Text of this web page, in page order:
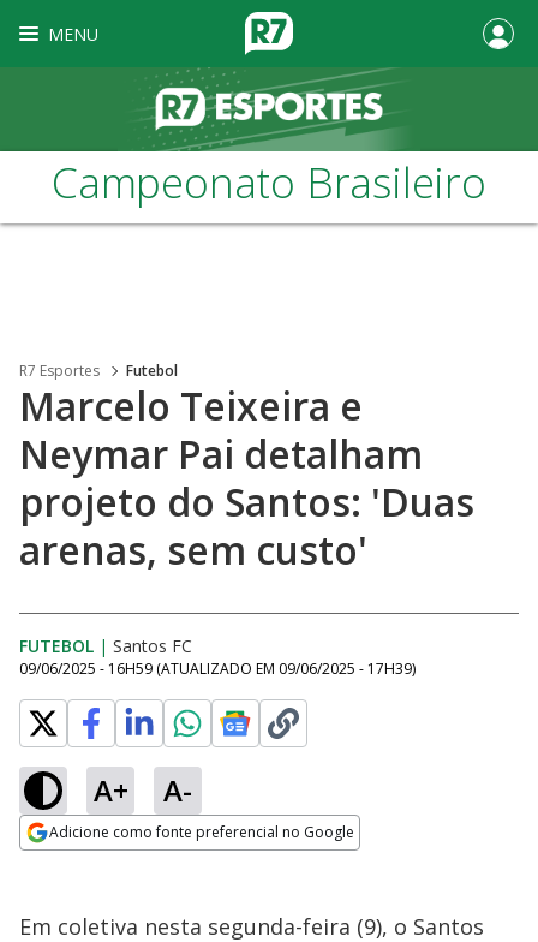
MENU
Campeonato Brasileiro
R7 Esportes Futebol
Marcelo Teixeira e
Neymar Pai detalham
projeto do Santos: 'Duas
arenas, sem custo'
FUTEBOL | Santos FC
09/06/2025 - 16H59 (ATUALIZADO EM 09/06/2025 - 17H39)
A+ A-
Adicione como fonte preferencial no Google
Em coletiva nesta segunda-feira (9), o Santos